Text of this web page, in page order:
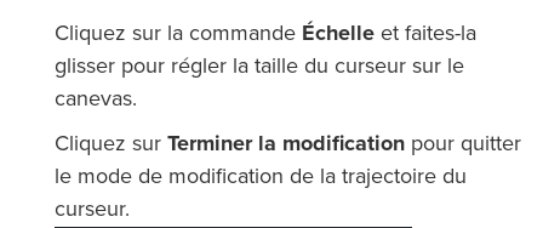
Cliquez sur la commande Échelle et faites-la
glisser pour régler la taille du curseur sur le
canevas.
Cliquez sur Terminer la modification pour quitter
le mode de modification de la trajectoire du
curseur.